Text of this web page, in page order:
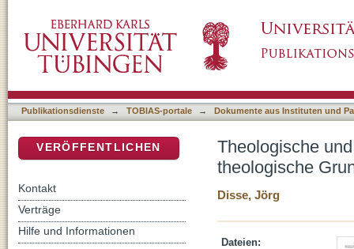
Publikationsdienste → TOBIAS-portale → Dokumente aus Instituten und
Theologische
theologische
Disse, Jörg
Dateien:
VERÖFFENTLICHEN
Kontakt
Verträge
Hilfe und Informationen